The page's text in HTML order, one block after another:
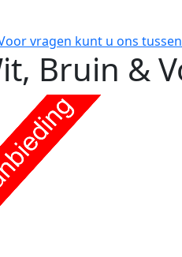
vragen kunt u ons
Bruin &